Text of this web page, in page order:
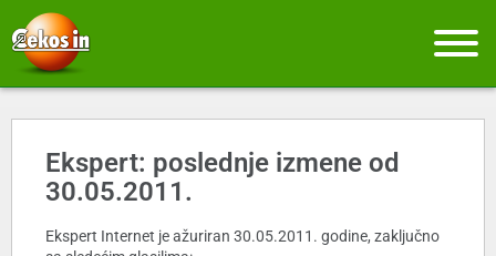
Ekspert: poslednje izmene od
30.05.2011.
Ekspert Internet je ažuriran 30.05.2011. godine, zaključno